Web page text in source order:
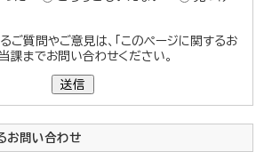
ご質問やご意見は、「このページに関するお
課までお問い合わせください。
送信
お問い合わせ